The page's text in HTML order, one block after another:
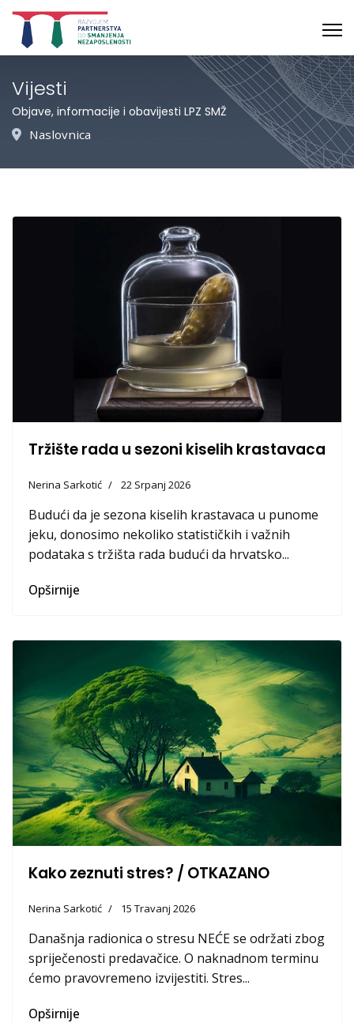
Vijesti
Objave, informacije i obavijesti LPZ SMŽ
Naslovnica
Tržište rada u sezoni kiselih krastavaca
Nerina Sarkotić 22 Srpanj 2026
Budući da je sezona kiselih krastavaca u punome
jeku, donosimo nekoliko statističkih i važnih
podataka s tržišta rada budući da hrvatsko...
Opširnije
Kako zeznuti stres? / OTKAZANO
Nerina Sarkotić 15 Travanj 2026
Današnja radionica o stresu NEĆE se održati zbog
spriječenosti predavačice. O naknadnom terminu
ćemo pravovremeno izvijestiti. Stres...
Opširnije